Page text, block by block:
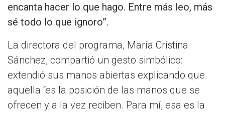
encanta hacer lo que hago. Entre más leo, más
sé todo lo que ignoro”.
La directora del programa, María Cristina
Sánchez, compartió un gesto simbólico:
extendió sus manos abiertas explicando que
aquella “es la posición de las manos que se
ofrecen y a la vez reciben. Para mí, esa es la